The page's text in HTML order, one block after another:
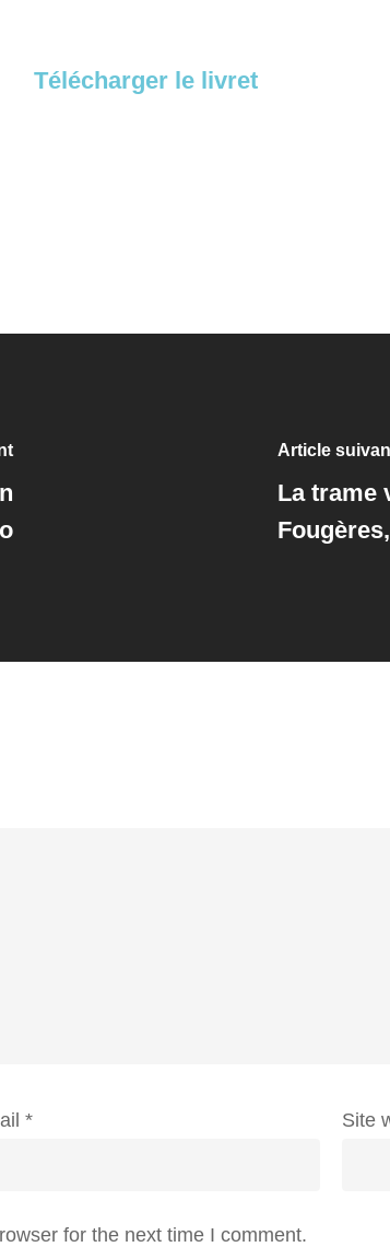
Télécharger le livret
Article
La trame
* Site
for the next time I comment.